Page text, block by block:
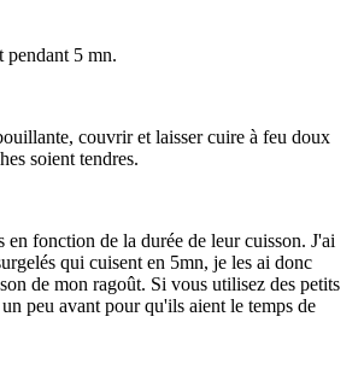
pendant 5 mn.
couvrir et laisser cuire à feu doux
soient tendres.
en fonction de la durée de leur cuisson. J'ai
qui cuisent en 5mn, je les ai donc
de mon ragoût. Si vous utilisez des petits
peu avant pour qu'ils aient le temps de